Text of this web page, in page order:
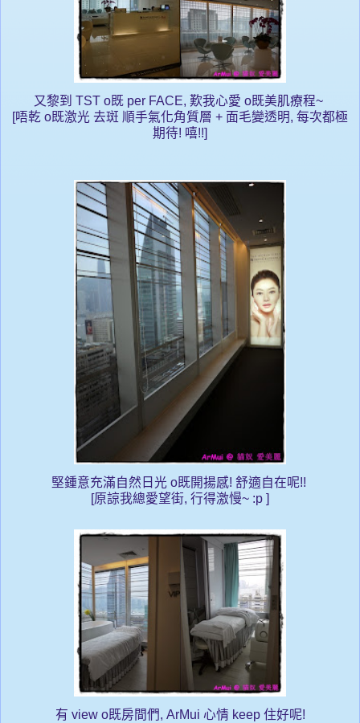
又黎到 TST o既 per FACE, 歎我心愛 o既美肌療程~
[唔乾 o既激光 去斑 順手氣化角質層 + 面毛變透明, 每次都極
期待! 嘻!!]
堅鍾意充滿自然日光 o既開揚感! 舒適自在呢!!
[原諒我總愛望街, 行得激慢~ :p ]
有 view o既房間們, ArMui 心情 keep 住好呢!